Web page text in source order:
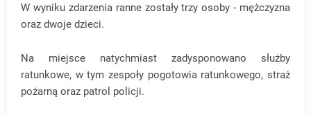
W wyniku zdarzenia ranne zostały trzy osoby - mężczyzna
oraz dwoje dzieci.
Na miejsce natychmiast zadysponowano służby
ratunkowe, w tym zespoły pogotowia ratunkowego, straż
pożarną oraz patrol policji.